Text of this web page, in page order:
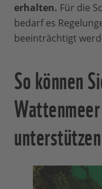
erhalten. Für die
bedarf es
beeinträchtigt
So können
unterstützen